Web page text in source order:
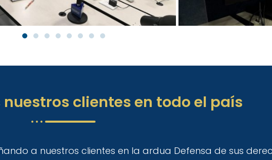
clientes en todo el país
a nuestros clientes en la ardua Defensa de sus